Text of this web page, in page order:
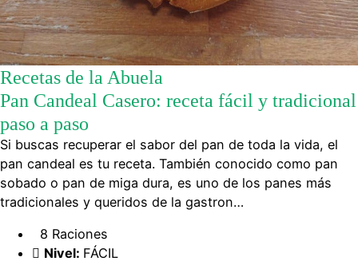
Recetas de la Abuela
Pan Candeal Casero: receta fácil y tradicional
paso a paso
Si buscas recuperar el sabor del pan de toda la vida, el
pan candeal es tu receta. También conocido como pan
sobado o pan de miga dura, es uno de los panes más
tradicionales y queridos de la gastron…
8 Raciones
Nivel: FÁCIL